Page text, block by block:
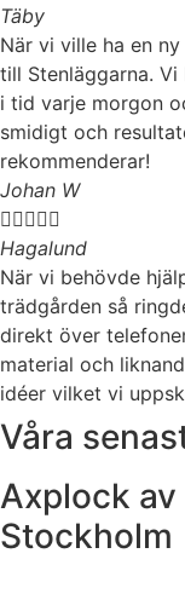
Täby
När vi ville ha en
till Stenläggarna.
i tid varje morgon
smidigt och
rekommenderar!
Johan W

Hagalund
När vi behövde
trädgården så
direkt över
material och
idéer vilket vi
Våra
Axplock
Stockholm